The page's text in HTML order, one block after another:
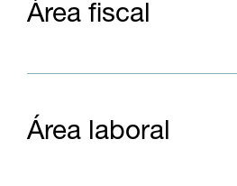
Área fiscal
Área laboral